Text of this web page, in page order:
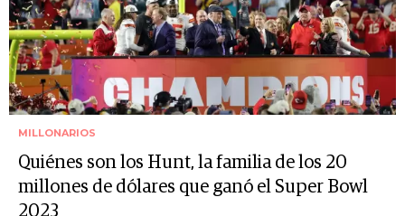
MILLONARIOS
Quiénes son los Hunt, la familia de los 20
millones de dólares que ganó el Super Bowl
2023